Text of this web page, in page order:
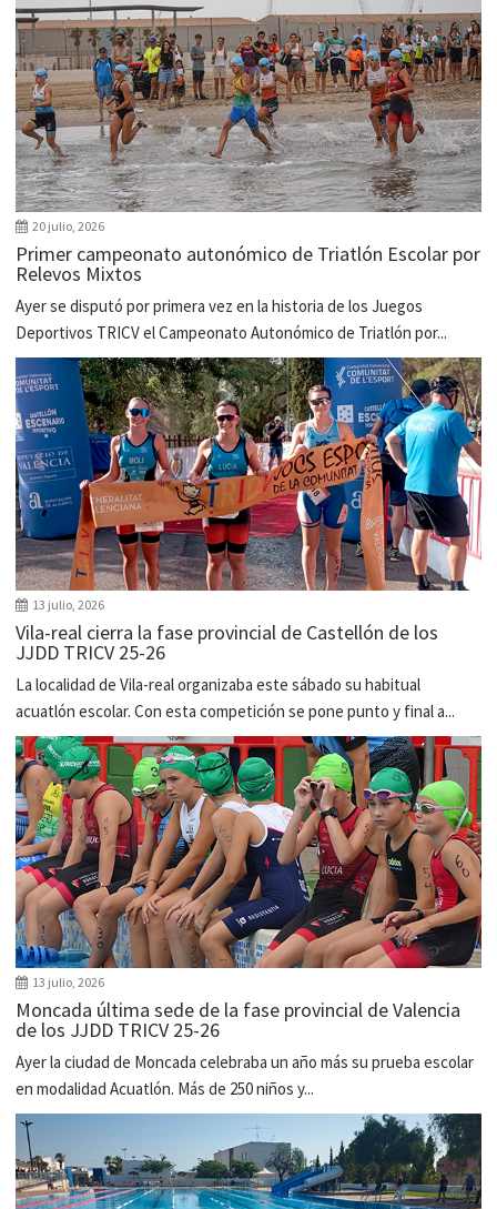
20 julio, 2026
Primer campeonato autonómico de Triatlón Escolar por
Relevos Mixtos
Ayer se disputó por primera vez en la historia de los Juegos
Deportivos TRICV el Campeonato Autonómico de Triatlón por...
13 julio, 2026
Vila-real cierra la fase provincial de Castellón de los
JJDD TRICV 25-26
La localidad de Vila-real organizaba este sábado su habitual
acuatlón escolar. Con esta competición se pone punto y final a...
13 julio, 2026
Moncada última sede de la fase provincial de Valencia
de los JJDD TRICV 25-26
Ayer la ciudad de Moncada celebraba un año más su prueba escolar
en modalidad Acuatlón. Más de 250 niños y...